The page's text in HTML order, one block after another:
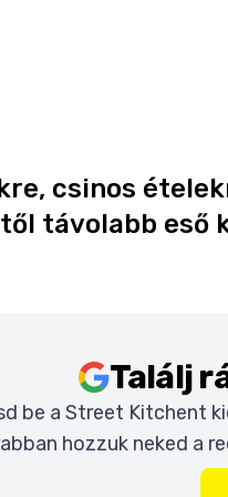
csinos
távolabb eső
Találj
be a Street Kitchent
hozzuk neked a